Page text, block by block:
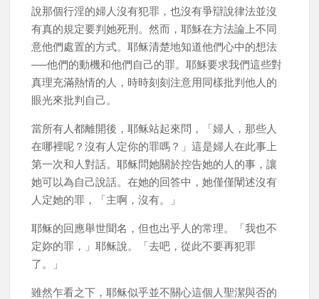
說那個行淫的婦人沒有犯罪，也沒有爭辯說律法並沒
有真的規定要判她死刑。然而，耶穌在方法論上不同
意他們處置的方式。耶稣清楚地知道他們心中的想法
──他們的動機和他們自己的罪。耶穌要求我們這些對
真理充滿熱情的人，時時刻刻注意用同樣批判他人的
眼光來批判自己。
當所有人都離開後，耶稣站起來問，「婦人，那些人
在哪裡呢？沒有人定你的罪嗎？」這是婦人在此事上
第一次和人對話。耶稣問她關於控告她的人的事，讓
她可以為自己說話。在她的回答中，她僅僅闡述沒有
人定她的罪，「主啊，沒有。」
耶稣的回應舉世聞名，但也出乎人的常理。「我也不
定妳的罪，」耶稣說。「去吧，從此不要再犯罪
了。」
雖然乍看之下，耶稣似乎並不關心這個人聖潔與否的